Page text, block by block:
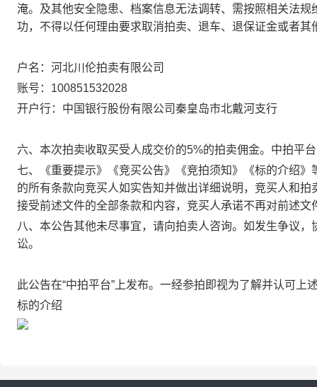
淹。 及其他安全隐患、档案信息无法调转、需按照相关法
功，不得以任何理由要求取消拍卖、退车、退保证金或者其
户名 ：河北川伦拍卖有限公司
账号 ：100851532028
开户行： 中国银行股份有限公司秦皇岛市北戴河支行
六、本次拍卖收取买受人成交价的5%的拍卖佣金。中拍平
七、《重要提示》《竞买公告》《竞拍须知》《标的介绍
的所有条款向竞买人如实告知并做出详细说明，竞买人和
接受前述文件的全部条款和内容，竞买人承诺不再对前述文
八、本公告其他未尽事宜，请向拍卖人咨询。如发生争议
讼。
此公告在“中拍平台”上发布。一经参拍即视为了解并认可上
标的介绍